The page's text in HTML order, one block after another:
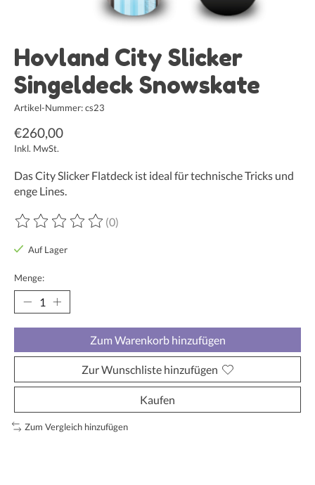
Hovland City Slicker
Singeldeck Snowskate
Artikel-Nummer: cs23
€260,00
Inkl. MwSt.
Das City Slicker Flatdeck ist ideal für technische Tricks und
enge Lines.
Die Bewertung dieses Produkts ist
(0)
Auf Lager
Menge:
Zum Warenkorb hinzufügen
Zur Wunschliste hinzufügen
Kaufen
Zum Vergleich hinzufügen